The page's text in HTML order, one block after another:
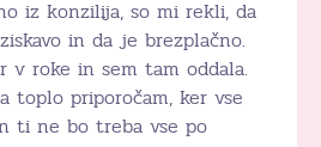
iz konzilija, so mi rekli, da
in da je brezplačno.
v roke in sem tam oddala.
toplo priporočam, ker vse
ti ne bo treba vse po